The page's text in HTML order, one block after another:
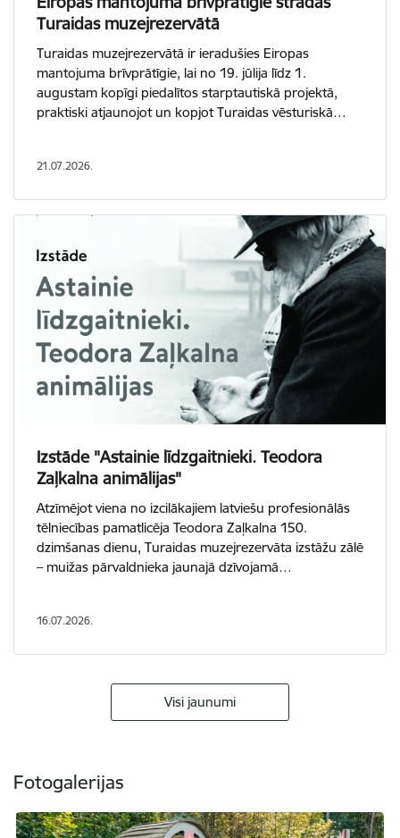
Turaidas muzejrezervātā
Turaidas muzejrezervātā ir ieradušies Eiropas
mantojuma brīvprātīgie, lai no 19. jūlija līdz 1.
augustam kopīgi piedalītos starptautiskā projektā,
praktiski atjaunojot un kopjot Turaidas vēsturiskā…
21.07.2026.
Izstāde "Astainie līdzgaitnieki. Teodora
Zaļkalna animālijas"
Atzīmējot viena no izcilākajiem latviešu profesionālās
tēlniecības pamatlicēja Teodora Zaļkalna 150.
dzimšanas dienu, Turaidas muzejrezervāta izstāžu zālē
– muižas pārvaldnieka jaunajā dzīvojamā…
16.07.2026.
Visi jaunumi
Fotogalerijas
lv/galerija/ekspozicija-muizas-kalpones-lizes-istaba-galerija
Atvērt Turaidas meža parks - Galerija /lv/galerija/turaidas-